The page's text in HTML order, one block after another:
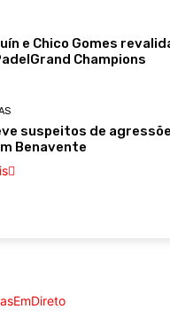
e Chico Gomes
Champions
suspeitos de
Benavente